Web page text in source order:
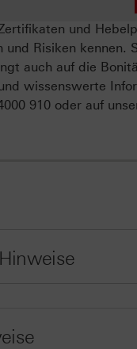
und
und Risiken kennen.
auch auf die
wissenswerte
910 oder auf